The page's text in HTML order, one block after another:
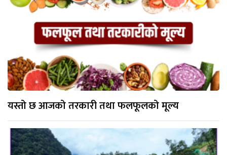
यस्तो छ आजको तरकारी तथा फलफूलको मूल्य